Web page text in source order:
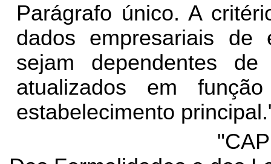
Parágrafo único. A
dados empresariais de
sejam dependentes
atualizados em
estabelecimento